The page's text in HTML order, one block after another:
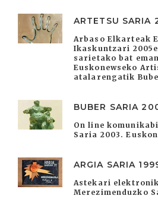
ARTETSU SARIA
Arbaso Elkarteak
Ikaskuntzari
sarietako bat
Euskonewseko
atalarengatik
BUBER SARIA
On line
Saria 2003.
ARGIA SARIA
Astekari
Merezimenduzko